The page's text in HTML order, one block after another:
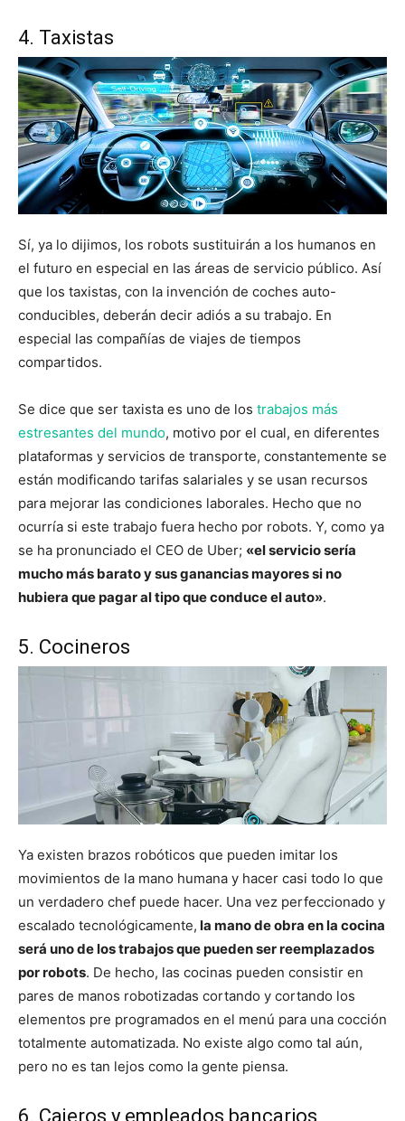
4. Taxistas
Sí, ya lo dijimos, los robots sustituirán a los humanos en
el futuro en especial en las áreas de servicio público. Así
que los taxistas, con la invención de coches auto-
conducibles, deberán decir adiós a su trabajo. En
especial las compañías de viajes de tiempos
compartidos.
Se dice que ser taxista es uno de los trabajos más
estresantes del mundo, motivo por el cual, en diferentes
plataformas y servicios de transporte, constantemente se
están modificando tarifas salariales y se usan recursos
para mejorar las condiciones laborales. Hecho que no
ocurría si este trabajo fuera hecho por robots. Y, como ya
se ha pronunciado el CEO de Uber; «el servicio sería
mucho más barato y sus ganancias mayores si no
hubiera que pagar al tipo que conduce el auto».
5. Cocineros
Ya existen brazos robóticos que pueden imitar los
movimientos de la mano humana y hacer casi todo lo que
un verdadero chef puede hacer. Una vez perfeccionado y
escalado tecnológicamente, la mano de obra en la cocina
será uno de los trabajos que pueden ser reemplazados
por robots. De hecho, las cocinas pueden consistir en
pares de manos robotizadas cortando y cortando los
elementos pre programados en el menú para una cocción
totalmente automatizada. No existe algo como tal aún,
pero no es tan lejos como la gente piensa.
6. Cajeros y empleados bancarios